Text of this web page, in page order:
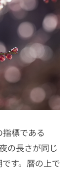
指標である
の長さが同じ
す。暦の上で